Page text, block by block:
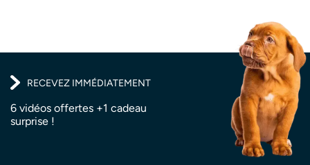
RECEVEZ IMMÉDIATEMENT
6 vidéos offertes +1 cadeau
surprise !